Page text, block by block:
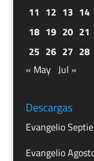
11 12 13 14
18 19 20 21
25 26 27 28
« May Jul »
Descargas
Evangelio
Evangelio